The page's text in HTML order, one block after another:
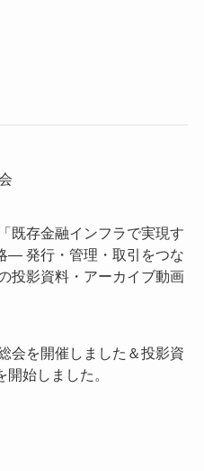
既存金融インフラで実現す
― 発行・管理・取引をつな
投影資料・アーカイブ動画
会を開催しました＆投影資
始しました。